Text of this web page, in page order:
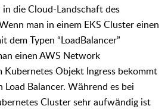
die Cloud-Landschaft des
man in einem EKS Cluster einen
dem Typen “LoadBalancer”
einen AWS Network
Kubernetes Objekt Ingress bekommt
Load Balancer. Während es bei
Cluster sehr aufwändig ist